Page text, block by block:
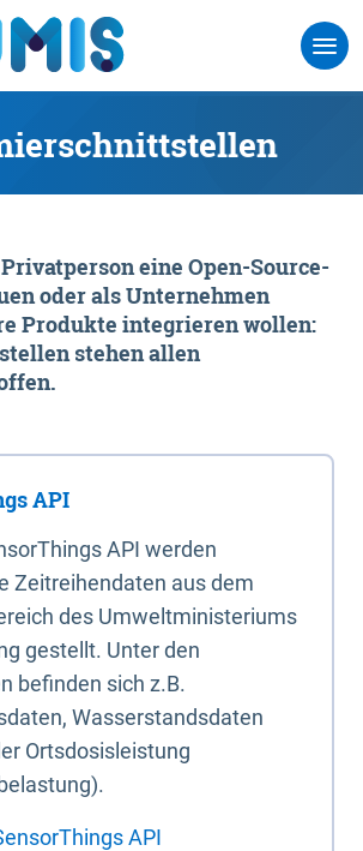
eine Open-Source-
oder als Unternehmen
Produkte integrieren wollen:
stehen allen
API
API werden
Zeitreihendaten aus dem
des Umweltministeriums
gestellt. Unter den
befinden sich z.B.
Wasserstandsdaten
Ortsdosisleistung
API